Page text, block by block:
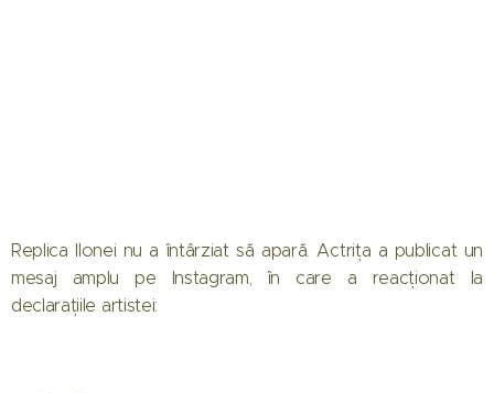
Replica Ilonei nu a întârziat să apară. Actrița a publicat un
mesaj amplu pe Instagram, în care a reacționat la
declarațiile artistei: